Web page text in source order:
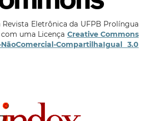
Eletrônica da UFPB Prolíngua
uma Licença Creative Commons
CompartilhaIgual 3.0